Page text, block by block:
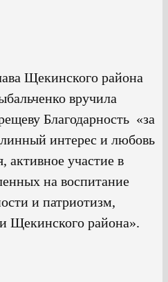
Щекинского района
вручила
Благодарность «за
интерес и любовь
активное участие в
на воспитание
и патриотизм,
Щекинского района».